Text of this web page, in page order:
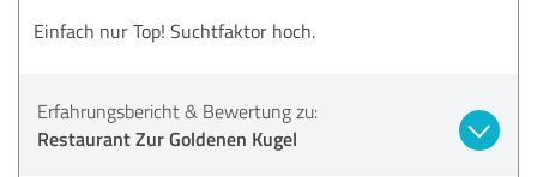
Einfach nur Top! Suchtfaktor hoch.
Erfahrungsbericht & Bewertung zu:
Restaurant Zur Goldenen Kugel